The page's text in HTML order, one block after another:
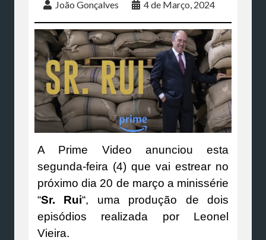
João Gonçalves 4 de Março, 2024
A Prime Video anunciou esta
segunda-feira (4) que vai estrear no
próximo dia 20 de março a minissérie
“Sr. Rui“, uma produção de dois
episódios realizada por Leonel
Vieira.